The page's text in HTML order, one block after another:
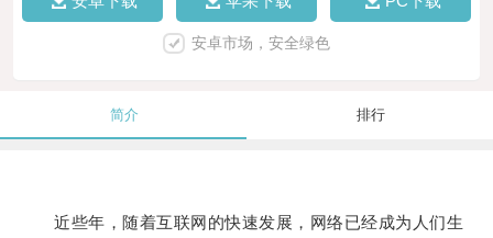
安卓市场，安全绿色
简介 排行
近些年，随着互联网的快速发展，网络已经成为人们生